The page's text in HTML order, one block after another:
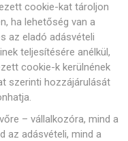
cookie-kat tároljon
ha lehetőség van a
az eladó adásvételi
teljesítésére anélkül,
cookie-k kerülnének
szerinti hozzájárulását
– vállalkozóra, mind a
az adásvételi, mind a